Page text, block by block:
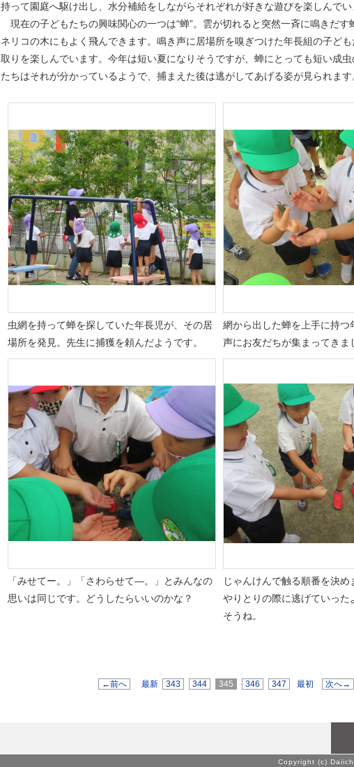
持って園庭へ駆け出し、水分補給をしながらそれぞれが好きな遊びを楽しんでい
現在の子どもたちの興味関心の一つは“蝉”。雲が切れると突然一斉に鳴きだす
ネリコの木にもよく飛んできます。鳴き声に居場所を嗅ぎつけた年長組の子ど
取りを楽しんでいます。今年は短い夏になりそうですが、蝉にとっても短い成
たちはそれが分かっているようで、捕まえた後は逃がしてあげる姿が見られます
虫網を持って蝉を探していた年長児が、その居
場所を発見。先生に捕獲を頼んだようです。
網から出した蝉を上手に持つ
声にお友だちが集まってきま
「みせてー。」「さわらせて―。」とみんなの
思いは同じです。どうしたらいいのかな？
じゃんけんで触る順番を決め
やりとりの際に逃げていった
そうね。
←前へ 最新 343 344 345 346 347 最初 次へ→
Copyright (c)